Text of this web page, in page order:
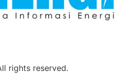
rights reserved.